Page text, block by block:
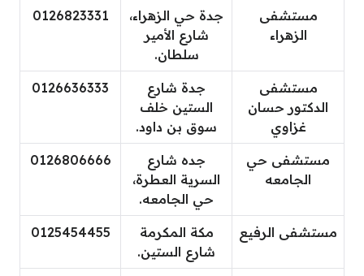
مستشفى
الزهراء
جدة حي الزهراء،
شارع الأمير
سلطان.
0126823331
مستشفى
الدكتور حسان
غزاوي
جدة شارع
الستين خلف
سوق بن داود.
0126636333
مستشفى حي
الجامعه
جده شارع
السرية العطرة،
حي الجامعه.
0126806666
مستشفى الرفيع
مكة المكرمة
شارع الستين.
0125454455